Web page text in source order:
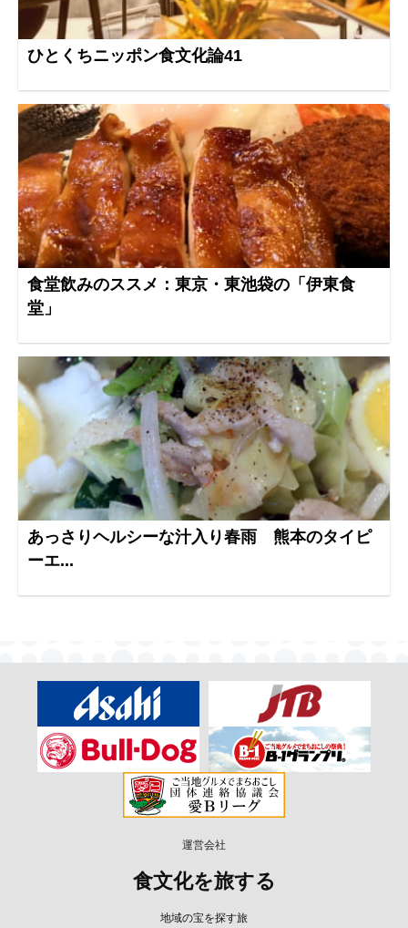
ひとくちニッポン食文化論41
食堂飲みのススメ：東京・東池袋の「伊東食
堂」
あっさりヘルシーな汁入り春雨 熊本のタイピ
ーエ...
運営会社
食文化を旅する
地域の宝を探す旅